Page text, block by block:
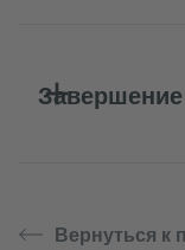
Вернуться к